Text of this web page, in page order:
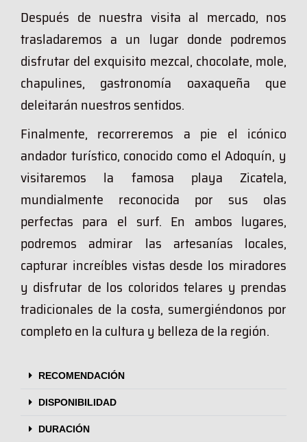
Después de nuestra visita al mercado, nos
trasladaremos a un lugar donde podremos
disfrutar del exquisito mezcal, chocolate, mole,
chapulines, gastronomía oaxaqueña que
deleitarán nuestros sentidos.
Finalmente, recorreremos a pie el icónico
andador turístico, conocido como el Adoquín, y
visitaremos la famosa playa Zicatela,
mundialmente reconocida por sus olas
perfectas para el surf. En ambos lugares,
podremos admirar las artesanías locales,
capturar increíbles vistas desde los miradores
y disfrutar de los coloridos telares y prendas
tradicionales de la costa, sumergiéndonos por
completo en la cultura y belleza de la región.
RECOMENDACIÓN
DISPONIBILIDAD
DURACIÓN